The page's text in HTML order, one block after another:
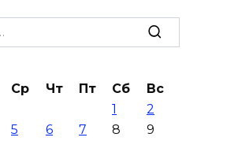
2026 08:42
РФ за ночь
2026 08:33
Ср Чт Пт Сб
Вс
1
2
5 6 7 8
9